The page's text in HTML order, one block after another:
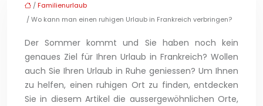
/ Familienurlaub
/ Wo kann man einen ruhigen Urlaub in Frankreich verbringen?
Der Sommer kommt und Sie haben noch kein
genaues Ziel für Ihren Urlaub in Frankreich? Wollen
auch Sie Ihren Urlaub in Ruhe geniessen? Um Ihnen
zu helfen, einen ruhigen Ort zu finden, entdecken
Sie in diesem Artikel die aussergewöhnlichen Orte,